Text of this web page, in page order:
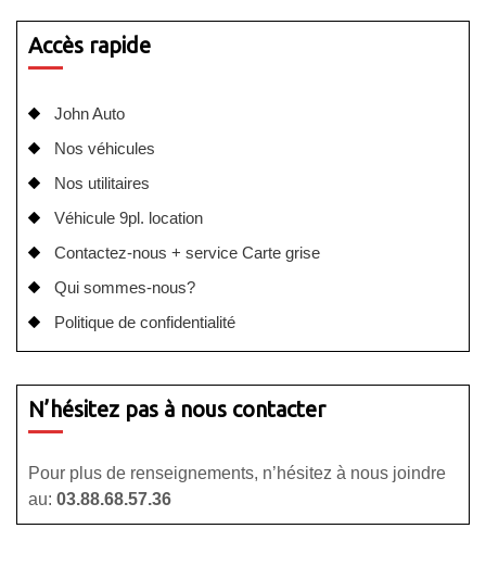
Accès rapide
John Auto
Nos véhicules
Nos utilitaires
Véhicule 9pl. location
Contactez-nous + service Carte grise
Qui sommes-nous?
Politique de confidentialité
N’hésitez pas à nous contacter
Pour plus de renseignements, n’hésitez à nous joindre
au: 03.88.68.57.36